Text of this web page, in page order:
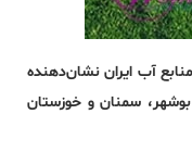
آب ايران نشان‌دهنده‌
در ۶ استان یزد، همدان، کرمانشاه، بوشهر، سمنان و خوزستان